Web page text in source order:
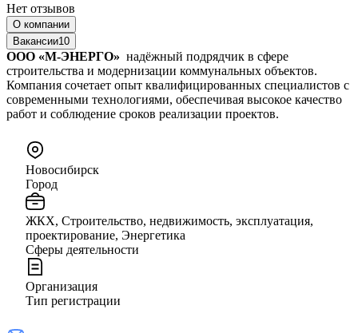
Нет отзывов
О компании
Вакансии10
ООО «М‑ЭНЕРГО» надёжный подрядчик в сфере
строительства и модернизации коммунальных объектов.
Компания сочетает опыт квалифицированных специалистов с
современными технологиями, обеспечивая высокое качество
работ и соблюдение сроков реализации проектов.
Новосибирск
Город
ЖКХ, Строительство, недвижимость, эксплуатация,
проектирование, Энергетика
Сферы деятельности
Организация
Тип регистрации